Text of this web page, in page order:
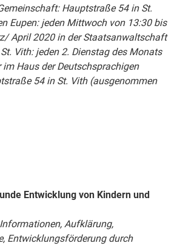
Hauptstraße 54 in St.
Eupen: jeden Mittwoch von 13:30 bis
April 2020 in der Staatsanwaltschaft
Vith: jeden 2. Dienstag des Monats
im Haus der Deutschsprachigen
54 in St. Vith (ausgenommen
Entwicklung von Kindern und
Aufklärung,
Entwicklungsförderung durch